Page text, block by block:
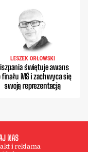
LESZEK ORŁOWSKI
świętuje awans
finału MŚ i zachwyca się
swoją reprezentacją
NAS
i reklama